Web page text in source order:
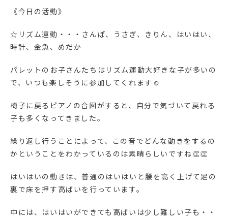
《今日の活動》
☆リズム運動・・・さんぽ、うさぎ、きりん、はいはい、
時計、金魚、めだか
パレットのお子さんたちはリズム運動大好きな子が多いの
で、いつも楽しそうに参加してくれます☺
椅子に戻るピアノの合図がすると、自分で気づいて戻れる
子も多くなってきました。
繰り返し行うことによって、この音でどんな動きをするの
かということをわかっているのは素晴らしいですね👏👏
はいはいの動きは、普通のはいはいと腰を高く上げて足の
裏で床を押す高ばいを行っています。
中には、はいはいができても高ばいは少し難しい子も・・